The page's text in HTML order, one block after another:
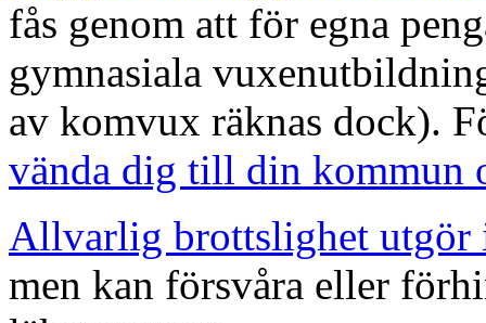
fås genom att för egna
gymnasiala
av komvux räknas dock).
vända dig till din kommun
Allvarlig brottslighet utgör
men kan försvåra eller